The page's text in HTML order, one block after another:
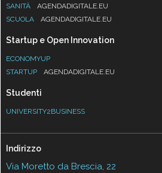
SANITÀ
AGENDADIGITALE.EU
SCUOLA
AGENDADIGITALE.EU
Startup e Open Innovation
ECONOMYUP
STARTUP
AGENDADIGITALE.EU
Studenti
UNIVERSITY2BUSINESS
Indirizzo
Via Moretto da Brescia, 22